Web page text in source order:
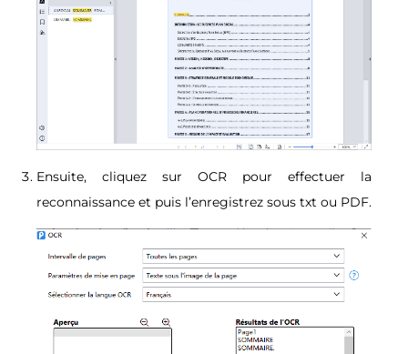
Ensuite, cliquez sur OCR pour effectuer la
reconnaissance et puis l’enregistrez sous txt ou PDF.